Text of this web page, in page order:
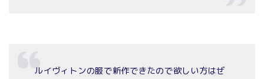
ルイヴィトンの服で新作できたので欲しい方はぜ